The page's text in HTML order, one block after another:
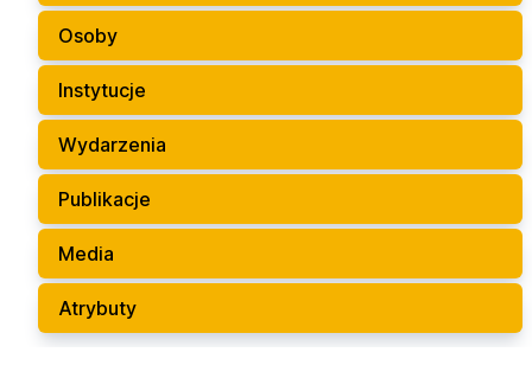
Osoby
Instytucje
Wydarzenia
Publikacje
Media
Atrybuty